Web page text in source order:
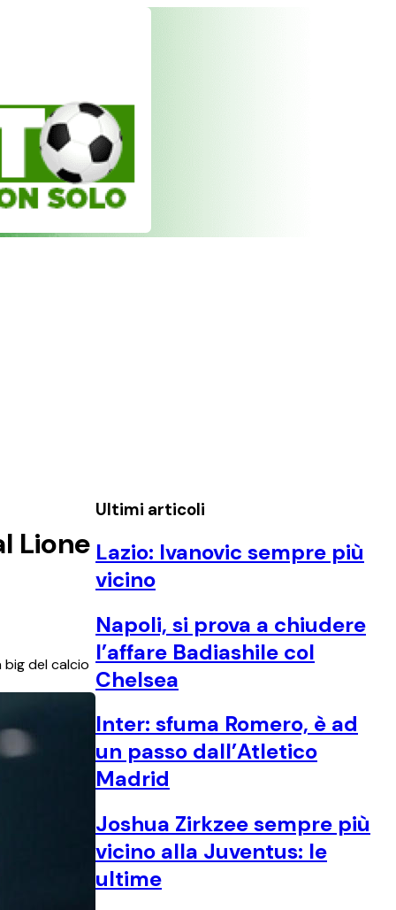
Lione
del calcio
Ultimi articoli
Lazio: Ivanovic sempre più
vicino
Napoli, si prova a chiudere
l’affare Badiashile col
Chelsea
Inter: sfuma Romero, è ad
un passo dall’Atletico
Madrid
Joshua Zirkzee sempre più
vicino alla Juventus: le
ultime